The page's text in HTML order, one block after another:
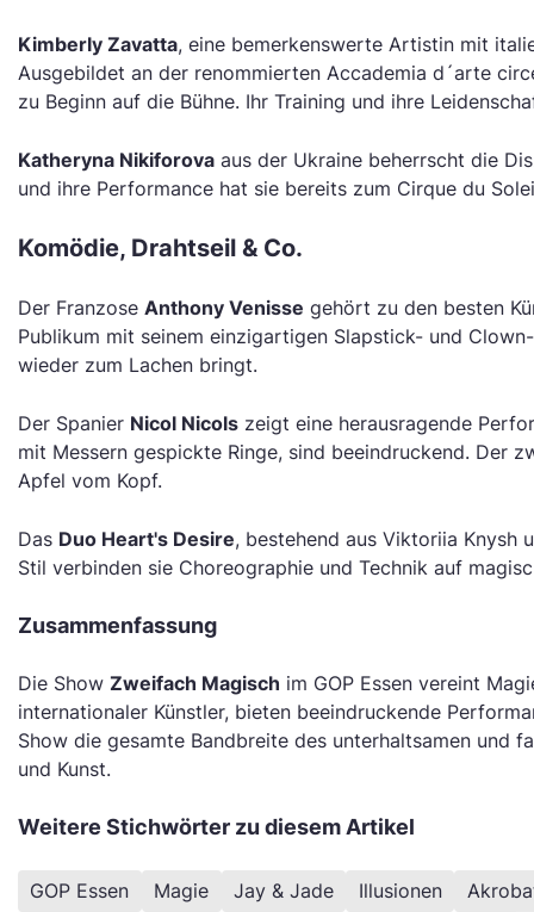
Kimberly Zavatta, eine bemerkenswerte Artistin mit
Ausgebildet an der renommierten Accademia d´arte
zu Beginn auf die Bühne. Ihr Training und ihre
Katheryna Nikiforova aus der Ukraine beherrscht die
und ihre Performance hat sie bereits zum Cirque du
Komödie, Drahtseil & Co.
Der Franzose Anthony Venisse gehört zu den besten
Publikum mit seinem einzigartigen Slapstick- und
wieder zum Lachen bringt.
Der Spanier Nicol Nicols zeigt eine herausragende
mit Messern gespickte Ringe, sind beeindruckend. Der
Apfel vom Kopf.
Das Duo Heart's Desire, bestehend aus Viktoriia Knysh
Stil verbinden sie Choreographie und Technik auf
Zusammenfassung
Die Show Zweifach Magisch im GOP Essen vereint
internationaler Künstler, bieten beeindruckende
Show die gesamte Bandbreite des unterhaltsamen und
und Kunst.
Weitere Stichwörter zu diesem Artikel
GOP Essen Magie Jay & Jade Illusionen